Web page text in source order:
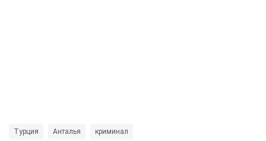
Турция Анталья криминал